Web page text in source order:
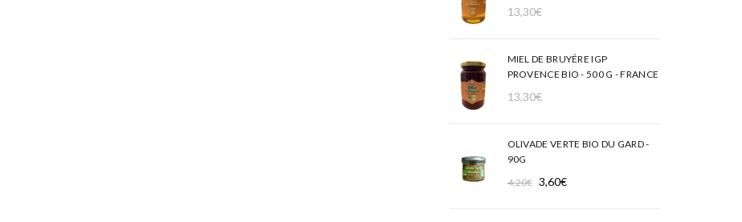
13,30€
MIEL DE BRUYÉRE IGP
PROVENCE BIO - 500 G - FRANCE
13,30€
OLIVADE VERTE BIO DU GARD -
90G
4,20€ Le
3,60€